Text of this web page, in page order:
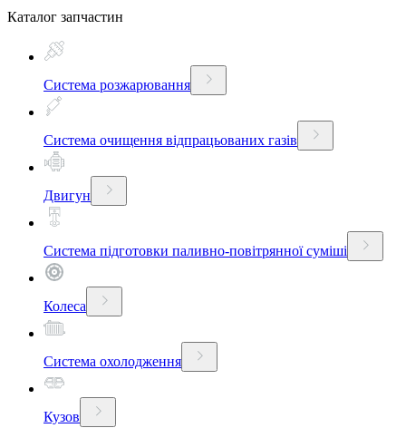
Каталог запчастин
Система розжарювання
Система очищення відпрацьованих газів
Двигун
Система підготовки паливно-повітрянної суміші
Колеса
Система охолодження
Кузов